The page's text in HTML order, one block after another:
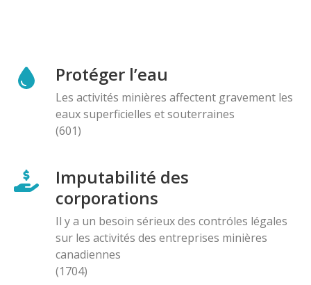
Protéger l’eau
Les activités minières affectent gravement les
eaux superficielles et souterraines
(601)
Imputabilité des
corporations
Il y a un besoin sérieux des contróles légales
sur les activités des entreprises minières
canadiennes
(1704)